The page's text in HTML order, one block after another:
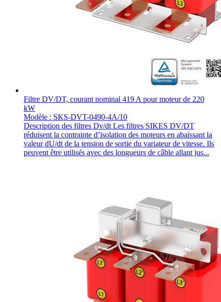
Filtre DV/DT, courant nominal 419 A pour moteur de 220
kW
Modèle : SKS-DVT-0490-4A/10
Description des filtres Dv/dt Les filtres SIKES DV/DT
réduisent la contrainte d’isolation des moteurs en abaissant la
valeur dU/dt de la tension de sortie du variateur de vitesse. Ils
peuvent être utilisés avec des longueurs de câble allant jus...